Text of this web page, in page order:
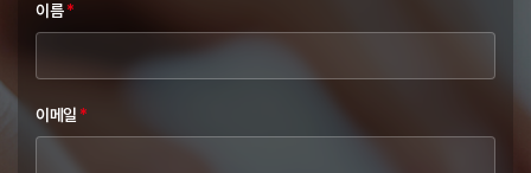
이름*
이메일 *